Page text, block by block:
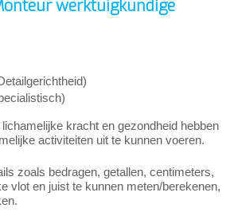
werktuigkundige
kracht en gezondheid hebben
activiteiten uit te kunnen voeren.
zoals bedragen, getallen, centimeters,
vlot en juist te kunnen meten/berekenen,